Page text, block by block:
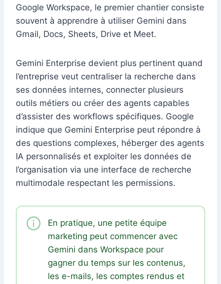
Google Workspace, le premier chantier consiste
souvent à apprendre à utiliser Gemini dans
Gmail, Docs, Sheets, Drive et Meet.
Gemini Enterprise devient plus pertinent quand
l’entreprise veut centraliser la recherche dans
ses données internes, connecter plusieurs
outils métiers ou créer des agents capables
d’assister des workflows spécifiques. Google
indique que Gemini Enterprise peut répondre à
des questions complexes, héberger des agents
IA personnalisés et exploiter les données de
l’organisation via une interface de recherche
multimodale respectant les permissions.
En pratique, une petite équipe
marketing peut commencer avec
Gemini dans Workspace pour
gagner du temps sur les contenus,
les e-mails, les comptes rendus et